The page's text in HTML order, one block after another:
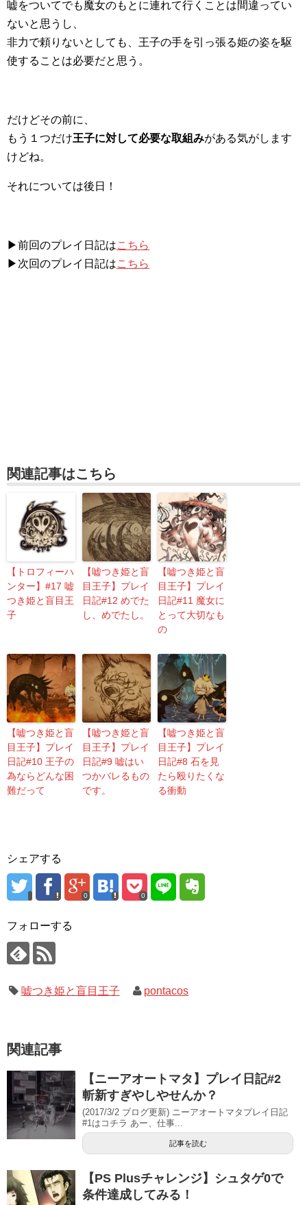
嘘をついてでも魔女のもとに連れて行くことは間違ってい
ないと思うし、
非力で頼りないとしても、王子の手を引っ張る姫の姿を駆
使することは必要だと思う。
だけどその前に、
もう１つだけ王子に対して必要な取組みがある気がします
けどね。
それについては後日！
▶前回のプレイ日記はこちら
▶次回のプレイ日記はこちら
関連記事はこちら
【トロフィーハ
ンター】#17 嘘
つき姫と盲目王
子
【嘘つき姫と盲
目王子】プレイ
日記#12 めでた
し、めでたし。
【嘘つき姫と盲
目王子】プレイ
日記#11 魔女に
とって大切なも
の
【嘘つき姫と盲
目王子】プレイ
日記#10 王子の
為ならどんな困
難だって
【嘘つき姫と盲
目王子】プレイ
日記#9 嘘はい
つかバレるもの
です。
【嘘つき姫と盲
目王子】プレイ
日記#8 石を見
たら殴りたくな
る衝動
シェアする
0 0
フォローする
嘘つき姫と盲目王子 pontacos
関連記事
【ニーアオートマタ】プレイ日記#2
斬新すぎやしやせんか？
(2017/3/2 ブログ更新) ニーアオートマタプレイ日記
#1はコチラ あー、仕事...
記事を読む
【PS Plusチャレンジ】シュタゲ0で
条件達成してみる！